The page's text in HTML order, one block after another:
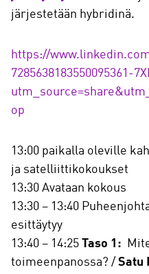
järjestetään hybridinä.
https://
7285638183550095361-
op
13:00 paikalla oleville
ja satelliittikokoukset
13:30 Avataan kokous
13:30 – 13:40
esittäytyy
13:40 – 14:25
Taso 1:
toimeenpanossa? / Satu